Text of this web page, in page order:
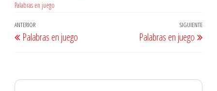
Palabras en juego
Navegación
de
Entrada
anterior
ANTERIOR
Palabras en juego
SIGUIENTE
Palabras en juego